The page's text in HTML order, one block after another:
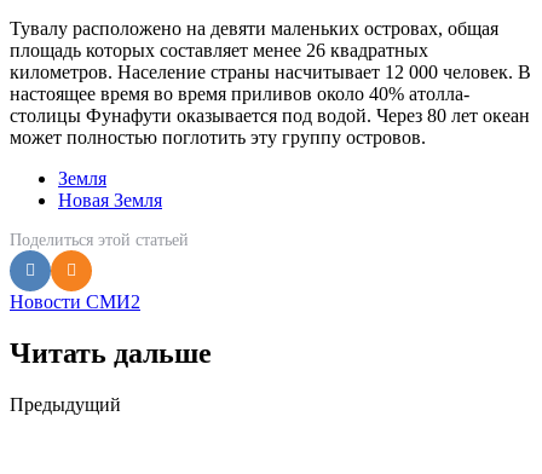
Тувалу расположено на девяти маленьких островах, общая
площадь которых составляет менее 26 квадратных
километров. Население страны насчитывает 12 000 человек. В
настоящее время во время приливов около 40% атолла-
столицы Фунафути оказывается под водой. Через 80 лет океан
может полностью поглотить эту группу островов.
Земля
Новая Земля
Поделиться этой статьей
Новости СМИ2
Читать дальше
Post
Предыдущий